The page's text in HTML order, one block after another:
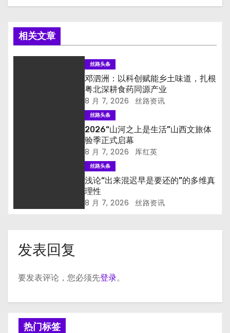
相关文章
丝路头条
邓泗洲：以科创赋能乡土味道，扎根
粤北深耕食药同源产业
8 月 7, 2026 丝路资讯
丝路头条
2026“山河之上是生活”山西文旅体
验季正式启幕
8 月 7, 2026 厍红英
丝路头条
浅论“出来混迟早是要还的”的多维真
理性
8 月 7, 2026 丝路资讯
发表回复
要发表评论，您必须先登录。
热门标签